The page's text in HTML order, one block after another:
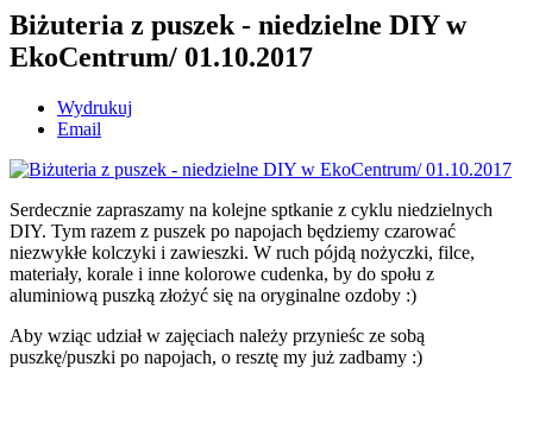
Biżuteria z puszek - niedzielne DIY w
EkoCentrum/ 01.10.2017
Wydrukuj
Email
Serdecznie zapraszamy na kolejne sptkanie z cyklu niedzielnych
DIY. Tym razem z puszek po napojach będziemy czarować
niezwykłe kolczyki i zawieszki. W ruch pójdą nożyczki, filce,
materiały, korale i inne kolorowe cudenka, by do społu z
aluminiową puszką złożyć się na oryginalne ozdoby :)
Aby wziąc udział w zajęciach należy przynieśc ze sobą
puszkę/puszki po napojach, o resztę my już zadbamy :)